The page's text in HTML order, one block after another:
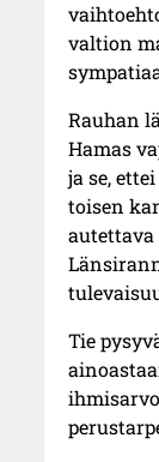
valtion
Rauhan
Hamas
ja se,
toisen
Tie